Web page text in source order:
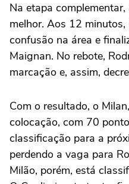
Na etapa
melhor. Aos 12
confusão na área e
Maignan. No rebote,
marcação e, assim,
Com o resultado, o
colocação, com 70
classificação para a
perdendo a vaga para
Milão, porém, está